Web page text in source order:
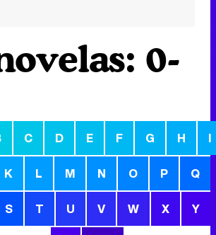
0-
C D E F G H I
K L M N O P Q
S T U V W X Y